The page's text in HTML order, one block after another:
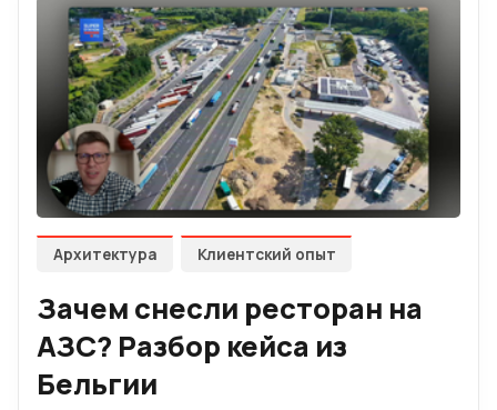
Архитектура Клиентский опыт
Зачем снесли ресторан на
АЗС? Разбор кейса из
Бельгии